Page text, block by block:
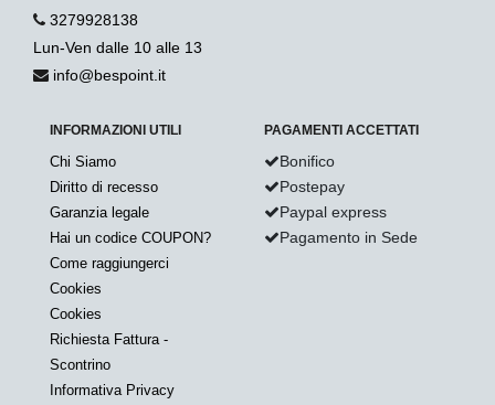
3279928138
Lun-Ven dalle 10 alle 13
info@bespoint.it
INFORMAZIONI UTILI
Chi Siamo
Diritto di recesso
Garanzia legale
Hai un codice COUPON?
Come raggiungerci
Cookies
Cookies
Richiesta Fattura -
Scontrino
Informativa Privacy
PAGAMENTI ACCETTATI
Bonifico
Postepay
Paypal express
Pagamento in Sede